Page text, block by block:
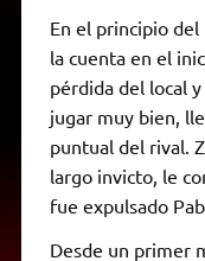
En el principio
la cuenta en el
pérdida del local
jugar muy bien,
puntual del rival.
largo invicto, le
fue expulsado
Desde un primer